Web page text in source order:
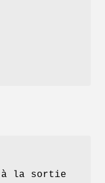
à la sortie